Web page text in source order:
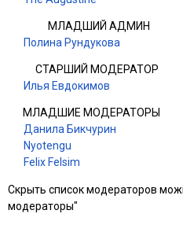
МЛАДШИЙ АДМИН
Полина Рундукова
СТАРШИЙ МОДЕРАТОР
Илья Евдокимов
МЛАДШИЕ МОДЕРАТОРЫ
Данила Бикчурин
Nyotengu
Felix Felsim
Скрыть список модераторов
модераторы"